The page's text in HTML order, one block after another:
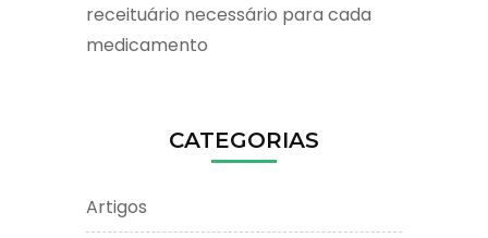
receituário necessário para cada
medicamento
CATEGORIAS
Artigos